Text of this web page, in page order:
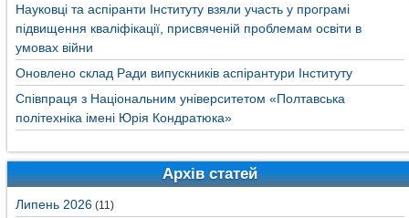
Науковці та аспіранти Інституту взяли участь у програмі
підвищення кваліфікації, присвяченій проблемам освіти в
умовах війни
Оновлено склад Ради випускників аспірантури Інституту
Співпраця з Національним університетом «Полтавська
політехніка імені Юрія Кондратюка»
Архів статей
Липень 2026 (11)